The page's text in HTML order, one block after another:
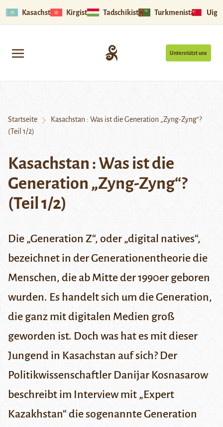
Kasachstan Kirgistan Tadschikistan Turkmenistan
Unterstützt uns
Startseite
Kasachstan : Was ist die Generation „Zyng-Zyng“?
(Teil 1/2)
Kasachstan : Was ist die
Generation „Zyng-Zyng“?
(Teil 1/2)
Die „Generation Z“, oder „digital natives“,
bezeichnet in der Generationentheorie die
Menschen, die ab Mitte der 1990er geboren
wurden. Es handelt sich um die Generation,
die ganz mit digitalen Medien groß
geworden ist. Doch was hat es mit dieser
Jungend in Kasachstan auf sich? Der
Politikwissenschaftler Danijar Kosnasarow
beschreibt im Interview mit „Expert
Kazakhstan“ die sogenannte Generation